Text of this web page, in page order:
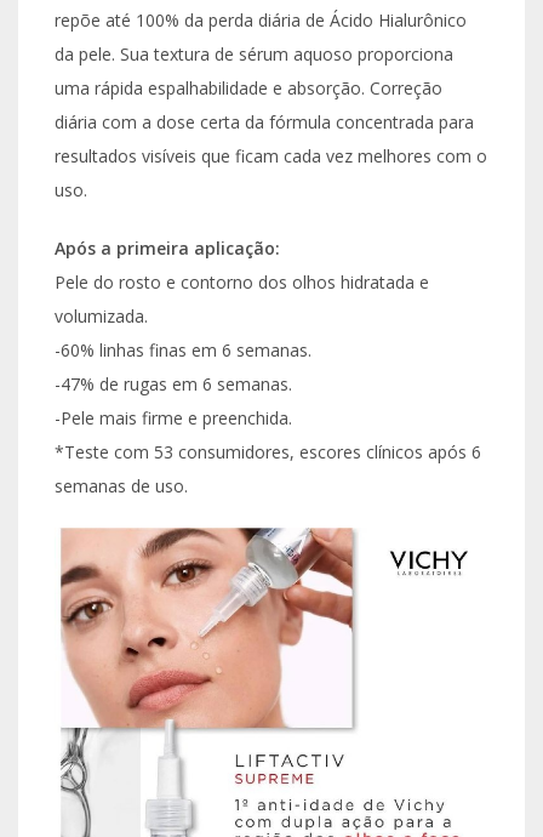
repõe até 100% da perda diária de Ácido Hialurônico
da pele. Sua textura de sérum aquoso proporciona
uma rápida espalhabilidade e absorção. Correção
diária com a dose certa da fórmula concentrada para
resultados visíveis que ficam cada vez melhores com o
uso.
Após a primeira aplicação:
Pele do rosto e contorno dos olhos hidratada e
volumizada.
-60% linhas finas em 6 semanas.
-47% de rugas em 6 semanas.
-Pele mais firme e preenchida.
*Teste com 53 consumidores, escores clínicos após 6
semanas de uso.